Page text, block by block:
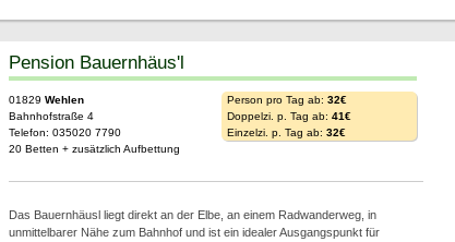
Pension Bauernhäus'l
01829 Wehlen
Bahnhofstraße 4
Telefon: 035020 7790
20 Betten + zusätzlich Aufbettung
Person pro Tag ab: 32€
Doppelzi. p. Tag ab: 41€
Einzelzi. p. Tag ab: 32€
Das Bauernhäusl liegt direkt an der Elbe, an einem Radwanderweg, in
unmittelbarer Nähe zum Bahnhof und ist ein idealer Ausgangspunkt für